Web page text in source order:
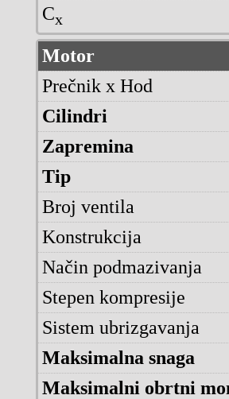
Cx
Motor
Prečnik x Hod
Cilindri
Zapremina
Tip
Broj ventila
Konstrukcija
Način podmazivanja
Stepen kompresije
Sistem ubrizgavanja
Maksimalna snaga
Maksimalni obrtni